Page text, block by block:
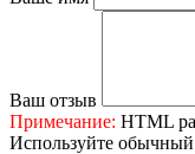
Ваш отзыв
Примечание: HTML
Используйте обычный